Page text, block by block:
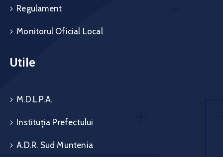
Regulament
Monitorul Oficial Local
Utile
M.D.L.P.A.
Instituția Prefectului
A.D.R. Sud Muntenia